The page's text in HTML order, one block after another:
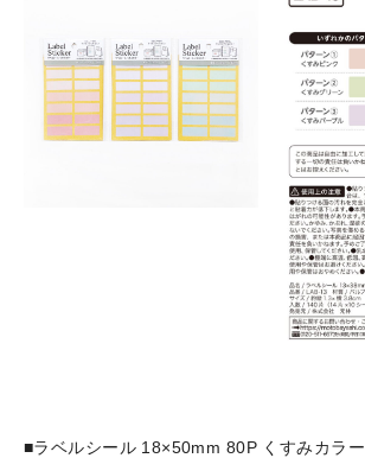
■ラベルシール 18×50mm 80P くすみカラー